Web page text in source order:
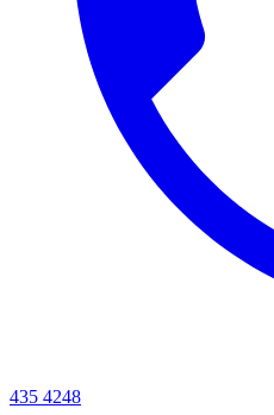
435 4248